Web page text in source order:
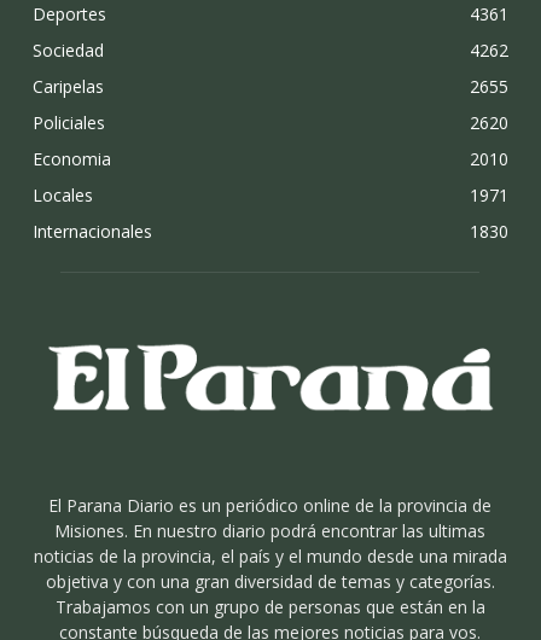
Deportes
4361
Sociedad
4262
Caripelas
2655
Policiales
2620
Economia
2010
Locales
1971
Internacionales
1830
El Parana Diario es un periódico online de la provincia de
Misiones. En nuestro diario podrá encontrar las ultimas
noticias de la provincia, el país y el mundo desde una mirada
objetiva y con una gran diversidad de temas y categorías.
Trabajamos con un grupo de personas que están en la
constante búsqueda de las mejores noticias para vos.